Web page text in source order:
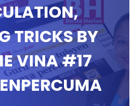
TRICKS BY
VINA #17